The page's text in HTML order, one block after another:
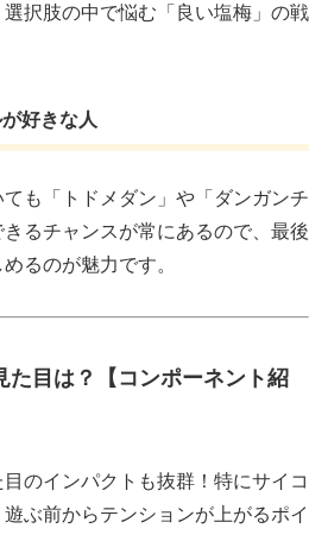
択肢の中で悩む「良い塩梅」の戦
好きな人
も「トドメダン」や「ダンガンチ
るチャンスが常にあるので、最後
るのが魅力です。
目は？【コンポーネント紹
目のインパクトも抜群！特にサイコ
ぶ前からテンションが上がるポイ